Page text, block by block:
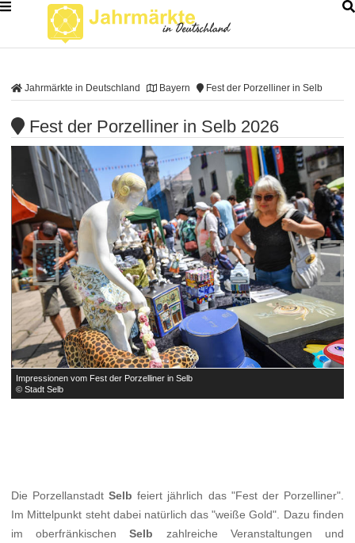
Jahrmärkte in Deutschland Bayern Fest der Porzelliner in Selb
Fest der Porzelliner in Selb 2026
Impressionen vom Fest der Porzelliner in Selb
© Stadt Selb
 
Die PorzellanstadtSelb feiert jährlich das "Fest der Porzelliner".
Im Mittelpunkt steht dabei natürlich das "weiße Gold". Dazu finden
im oberfränkischenSelb zahlreiche Veranstaltungen und